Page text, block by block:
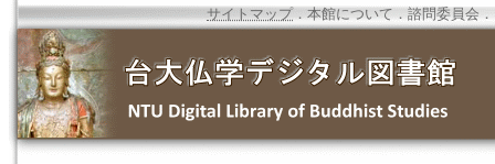
サイトマップ．本館について ． 諮問委員会 ．